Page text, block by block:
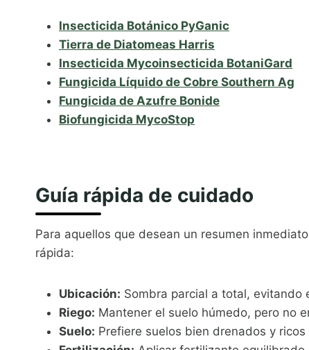
Insecticida Botánico PyGanic
Tierra de Diatomeas Harris
Insecticida Mycoinsecticida BotaniGard
Fungicida Líquido de Cobre Southern Ag
Fungicida de Azufre Bonide
Biofungicida MycoStop
Guía rápida de cuidado
Para aquellos que desean un resumen
rápida:
Ubicación: Sombra parcial a total, evitando
Riego: Mantener el suelo húmedo, pero no
Suelo: Prefiere suelos bien drenados y